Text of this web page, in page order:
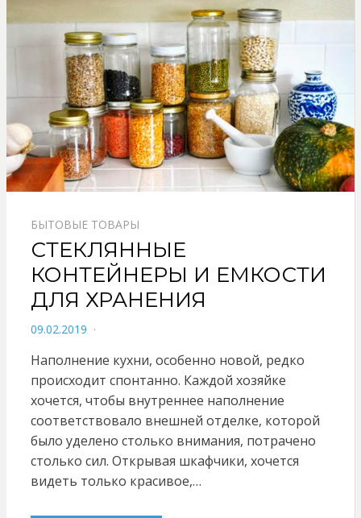
БЫТОВЫЕ ТОВАРЫ
СТЕКЛЯННЫЕ
КОНТЕЙНЕРЫ И ЕМКОСТИ
ДЛЯ ХРАНЕНИЯ
POSTED
09.02.2019
Наполнение кухни, особенно новой, редко
происходит спонтанно. Каждой хозяйке
хочется, чтобы внутреннее наполнение
соответствовало внешней отделке, которой
было уделено столько внимания, потрачено
столько сил. Открывая шкафчики, хочется
видеть только красивое,…